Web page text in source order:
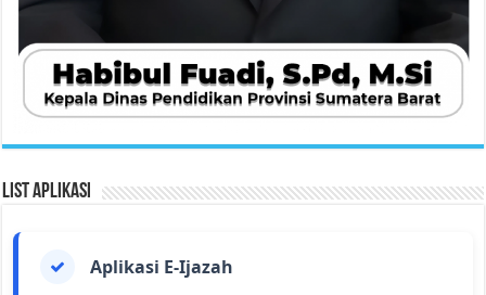
List Aplikasi
Aplikasi E-Ijazah